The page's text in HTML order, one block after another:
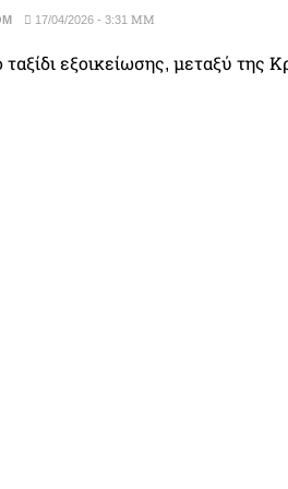
17/04/2026 - 3:31 ΜΜ
εξοικείωσης, μεταξύ της